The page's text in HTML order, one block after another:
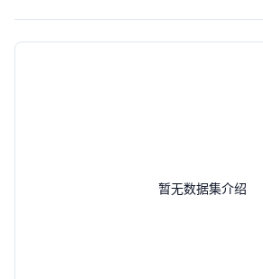
暂无数据集介绍